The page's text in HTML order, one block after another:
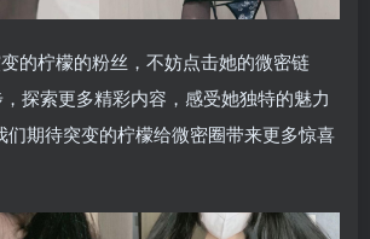
柠檬的粉丝，不妨点击她的微密链
探索更多精彩内容，感受她独特的魅力
们期待突变的柠檬给微密圈带来更多惊喜